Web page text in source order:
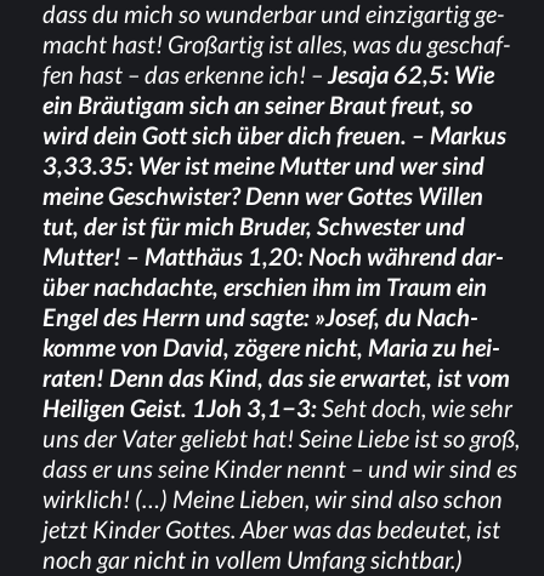
dass du mich so wun­der­bar und ein­zig­ar­tig ge­
macht hast! Groß­ar­tig ist al­les, was du ge­schaf­
fen hast – das er­ken­ne ich! – Je­sa­ja 62,5: Wie
ein Bräu­ti­gam sich an sei­ner Braut freut, so
wird dein Gott sich über dich freu­en. – Mar­kus
3,33.35: Wer ist mei­ne Mut­ter und wer sind
mei­ne Ge­schwis­ter? Denn wer Got­tes Wil­len
tut, der ist für mich Bru­der, Schwes­ter und
Mut­ter! – Mat­thä­us 1,20: Noch wäh­rend dar­
über nach­dach­te, er­schien ihm im Traum ein
En­gel des Herrn und sag­te: »Jo­sef, du Nach­
kom­me von Da­vid, zö­ge­re nicht, Ma­ria zu hei­
ra­ten! Denn das Kind, das sie er­war­tet, ist vom
Hei­li­gen Geist. 1Joh 3,1−3:Seht doch, wie sehr
uns der Va­ter ge­liebt hat! Sei­ne Lie­be ist so groß,
dass er uns sei­ne Kin­der nennt – und wir sind es
wirk­lich! (…) Mei­ne Lie­ben, wir sind also schon
jetzt Kin­der Got­tes. Aber was das be­deu­tet, ist
noch gar nicht in vol­lem Um­fang sichtbar.)